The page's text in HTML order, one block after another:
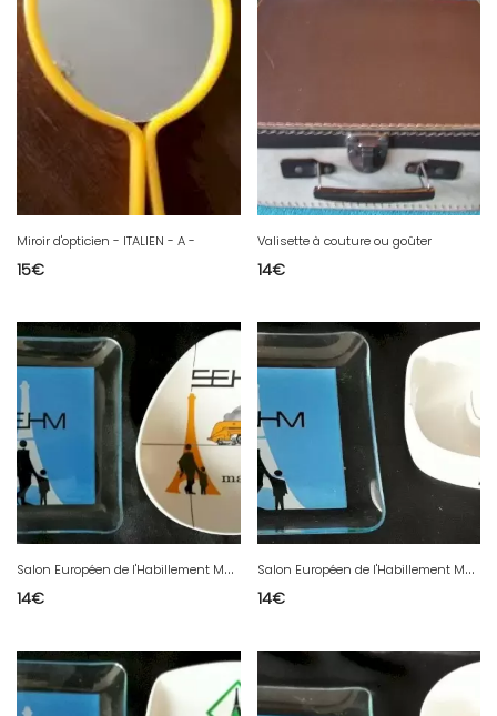
Miroir d'opticien - ITALIEN - A -
15€
Valisette à couture ou goûter
14€
S
alon Européen de l'Habillement Masculin - Vintage - 70 th - B
14€
S
alon Européen de l'Habillement Masculin - Vintage - 70 th - E
14€